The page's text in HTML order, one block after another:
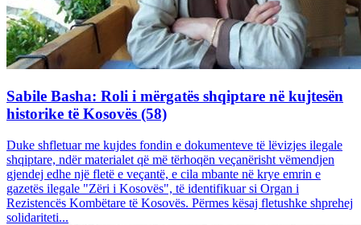
Sabile Basha: Roli i mërgatës shqiptare në kujtesën
historike të Kosovës (58)
Duke shfletuar me kujdes fondin e dokumenteve të lëvizjes ilegale
shqiptare, ndër materialet që më tërhoqën veçanërisht vëmendjen
gjendej edhe një fletë e veçantë, e cila mbante në krye emrin e
gazetës ilegale "Zëri i Kosovës", të identifikuar si Organ i
Rezistencës Kombëtare të Kosovës. Përmes kësaj fletushke shprehej
solidariteti...